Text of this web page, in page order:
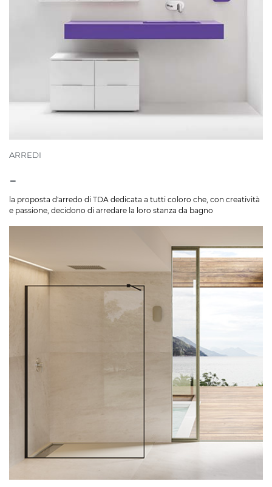
ARREDI
-
la proposta d'arredo di TDA dedicata a tutti coloro che, con creatività
e passione, decidono di arredare la loro stanza da bagno